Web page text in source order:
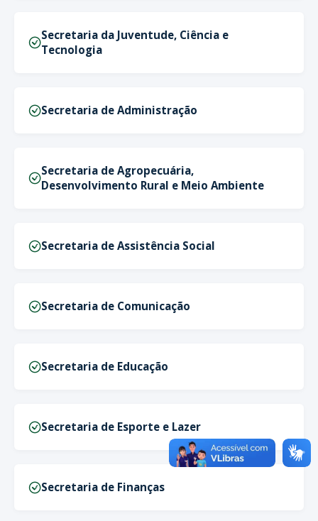
Secretaria da Juventude, Ciência e
Tecnologia
Secretaria de Administração
Secretaria de Agropecuária,
Desenvolvimento Rural e Meio Ambiente
Secretaria de Assistência Social
Secretaria de Comunicação
Secretaria de Educação
Secretaria de Esporte e Lazer
Secretaria de Finanças